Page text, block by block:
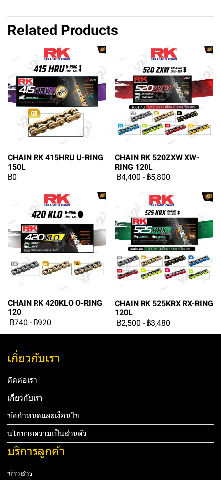
Related Products
CHAIN RK 415HRU U-RING
150L
฿0
CHAIN RK 520ZXW XW-
RING 120L
฿4,400 - ฿5,800
CHAIN RK 420KLO O-RING
120
฿740 - ฿920
CHAIN RK 525KRX RX-RING
120L
฿2,500 - ฿3,480
เกี่ยวกับเรา
ติดต่อเรา
เกี่ยวกับเรา
ข้อกำหนดและเงื่อนไข
นโยบายความเป็นส่วนตัว
บริการลูกค้า
ข่าวสาร